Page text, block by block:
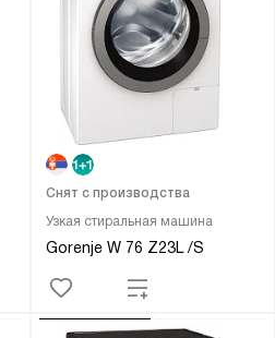
Узкая стиральная машина
Gorenje W 76 Z23L /S
Снят с производства